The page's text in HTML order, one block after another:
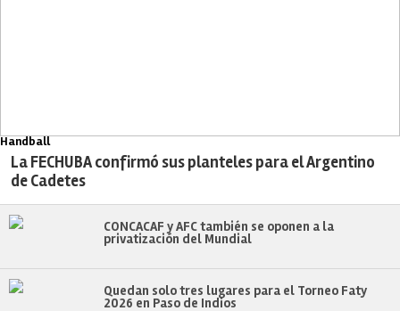
Handball
La FECHUBA confirmó sus planteles para el Argentino
de Cadetes
CONCACAF y AFC también se oponen a la
privatización del Mundial
Quedan solo tres lugares para el Torneo Faty
2026 en Paso de Indios